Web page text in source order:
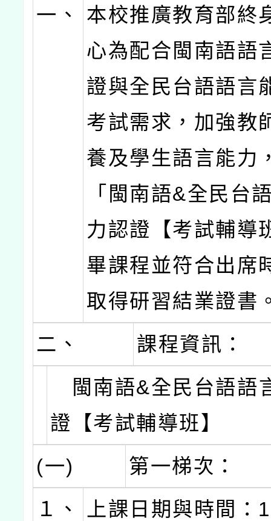
一、
本校推廣教育部終
心為配合閩南語語
證與全民台語語言
考試需求，加強教
養及學生語言能力
「閩南語&全民台
力認證【考試輔導
畢課程並符合出席
取得研習結業證書
二、
課程資訊：
閩南語&全民台語語
證【考試輔導班】
(一)
第一梯次：
１、
上課日期與時間：